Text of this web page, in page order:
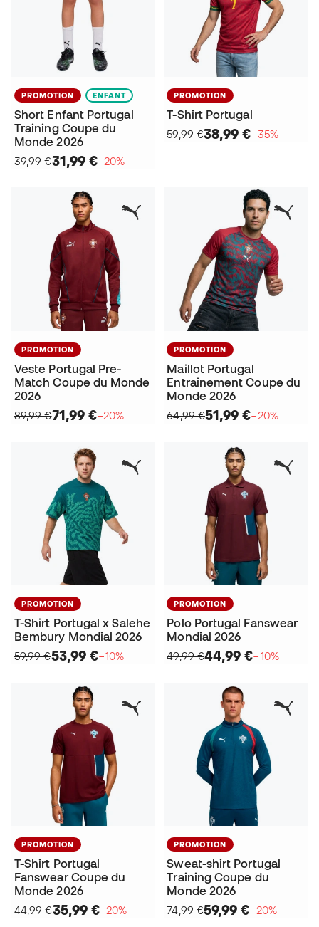
PROMOTION ENFANT
Short Enfant Portugal
Training Coupe du
Monde 2026
39,99 €31,99 €−20%
PROMOTION
T-Shirt Portugal
59,99 €38,99 €−35%
PROMOTION
Veste Portugal Pre-
Match Coupe du Monde
2026
89,99 €71,99 €−20%
PROMOTION
Maillot Portugal
Entraînement Coupe du
Monde 2026
64,99 €51,99 €−20%
PROMOTION
T-Shirt Portugal x Salehe
Bembury Mondial 2026
59,99 €53,99 €−10%
PROMOTION
Polo Portugal Fanswear
Mondial 2026
49,99 €44,99 €−10%
PROMOTION
T-Shirt Portugal
Fanswear Coupe du
Monde 2026
44,99 €35,99 €−20%
PROMOTION
Sweat-shirt Portugal
Training Coupe du
Monde 2026
74,99 €59,99 €−20%